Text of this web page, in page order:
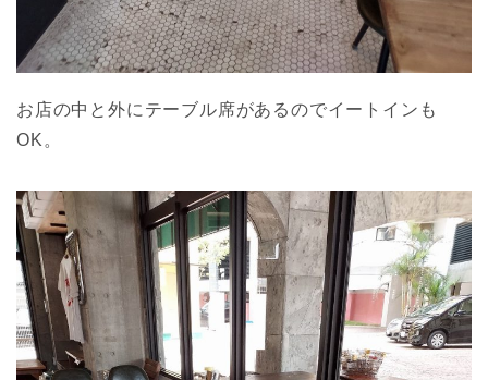
お店の中と外にテーブル席があるのでイートインも
OK。